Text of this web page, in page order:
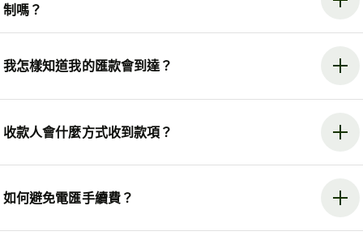
制嗎？
我怎樣知道我的匯款會到達？
收款人會什麼方式收到款項？
如何避免電匯手續費？